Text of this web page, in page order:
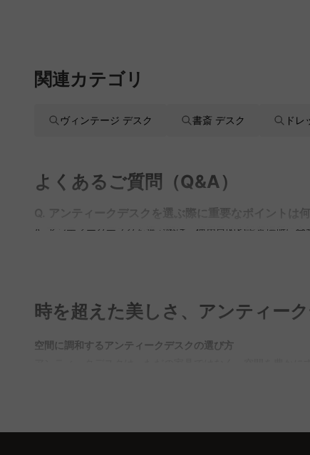
関連カテゴリ
ヴィンテージ デスク 書斎 デスク ドレ
よくあるご質問（Q&A）
Q. アンティークデスクを選ぶ際に重要なポイントは
A. アンティークデスクを選ぶ際は、使用目的や設置場所に
線に合ったサイズを選ぶことで、快適に使用できます。ま
を提供しており、安心して購入できる環境を整えています。
A. デザインや材質は、時代様式や材質の種類によって異な
A. 信頼できる販売店を選ぶには、アンティーク家具に関す
時を超えた美しさ、アンティー
空間に調和するアンティークデスクの選び方